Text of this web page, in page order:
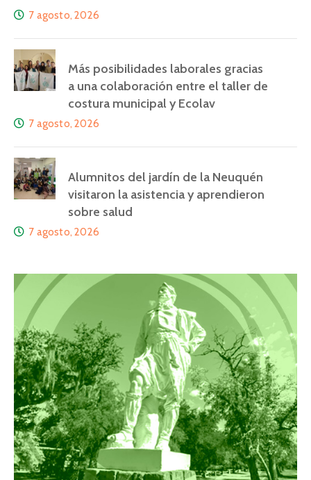
7 agosto, 2026
Más posibilidades laborales gracias
a una colaboración entre el taller de
costura municipal y Ecolav
7 agosto, 2026
Alumnitos del jardín de la Neuquén
visitaron la asistencia y aprendieron
sobre salud
7 agosto, 2026